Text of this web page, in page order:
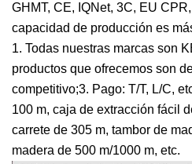
GHMT, CE, IQNet, 3C, EU
capacidad de producción es
1. Todas nuestras marcas son
productos que ofrecemos son
competitivo;3. Pago: T/T, L/C,
100 m, caja de extracción fácil
carrete de 305 m, tambor de
madera de 500 m/1000 m, etc.